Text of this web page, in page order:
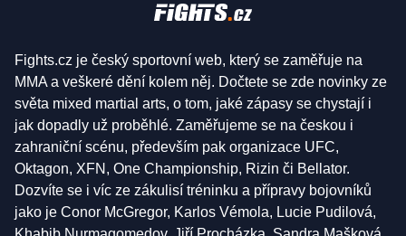
Fights.cz je český sportovní web, který se zaměřuje na
MMA a veškeré dění kolem něj. Dočtete se zde novinky ze
světa mixed martial arts, o tom, jaké zápasy se chystají i
jak dopadly už proběhlé. Zaměřujeme se na českou i
zahraniční scénu, především pak organizace UFC,
Oktagon, XFN, One Championship, Rizin či Bellator.
Dozvíte se i víc ze zákulisí tréninku a přípravy bojovníků
jako je Conor McGregor, Karlos Vémola, Lucie Pudilová,